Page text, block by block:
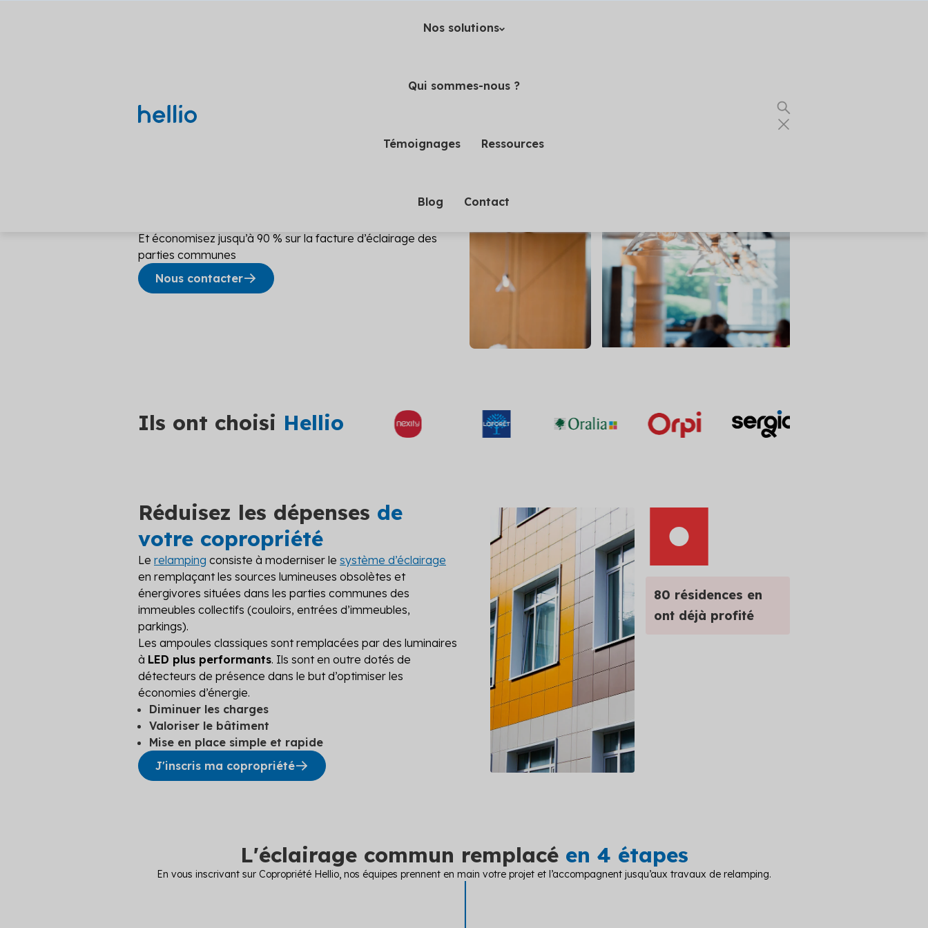
Nos solutions
Solutions diagnostics (4)
DPE/PPT
Le DPE et PPT sont obligatoires : mettez
Amélioration DPE
Quittez le statut de passoire thermique
et évitez l’interdiction de location
Diagnostic technique global
Voir toutes nos solutions
Qui sommes-nous ?
Témoignages Ressources
Blog Contact
Rénovation énergétique
Et économisez jusqu’à 90 % sur la facture d’éclairage des
parties communes
Nous contacter
Ils ont choisi Hellio
Réduisez les dépenses de
votre copropriété
Le relamping consiste à moderniser le système d’éclairage
en remplaçant les sources lumineuses obsolètes et
énergivores situées dans les parties communes des
immeubles collectifs (couloirs, entrées d’immeubles,
parkings).
Les ampoules classiques sont remplacées par des luminaires
à LED plus performants. Ils sont en outre dotés de
détecteurs de présence dans le but d’optimiser les
économies d’énergie.
Diminuer les charges
Valoriser le bâtiment
Mise en place simple et rapide
J'inscris ma copropriété
80 résidences en
ont déjà profité
L'éclairage commun remplacé en 4 étapes
En vous inscrivant sur Copropriété Hellio, nos équipes prennent en main votre projet et l’accompagnent jusqu’aux travaux de relamping.